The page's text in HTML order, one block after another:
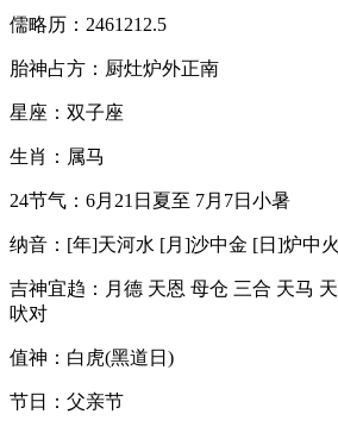
儒略历：2461212.5
胎神占方：厨灶炉外正南
星座：双子座
生肖：属马
24节气：6月21日夏至 7月7日小暑
纳音：[年]天河水 [月]沙中金 [日]炉中火
吉神宜趋：月德 天恩 母仓 三合 天马
吠对
值神：白虎(黑道日)
节日：父亲节